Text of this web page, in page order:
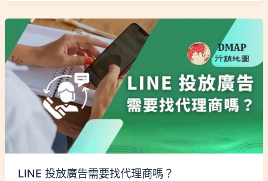
LINE 投放廣告需要找代理商嗎？